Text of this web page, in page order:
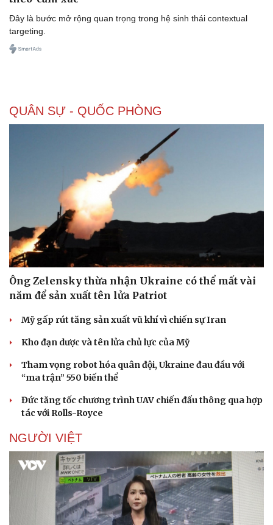
Vì cộng đồng
Chuyển đổi số
Đây là bước mở rộng quan trọng trong hệ sinh thái contextual
targeting.
QUÂN SỰ - QUỐC PHÒNG
Ông Zelensky thừa nhận Ukraine có thể mất vài
năm để sản xuất tên lửa Patriot
Mỹ gấp rút tăng sản xuất vũ khí vì chiến sự Iran
Kho đạn dược và tên lửa chủ lực của Mỹ
Tham vọng robot hóa quân đội, Ukraine đau đầu với
“ma trận” 550 biến thể
Đức tăng tốc chương trình UAV chiến đấu thông qua hợp
tác với Rolls-Royce
NGƯỜI VIỆT